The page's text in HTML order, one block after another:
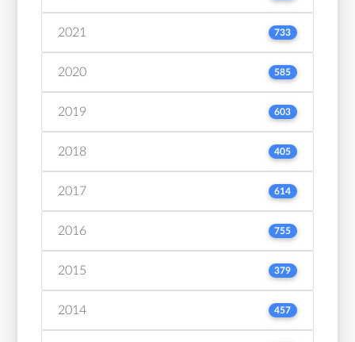
2021 733
2020 585
2019 603
2018 405
2017 614
2016 755
2015 379
2014 457